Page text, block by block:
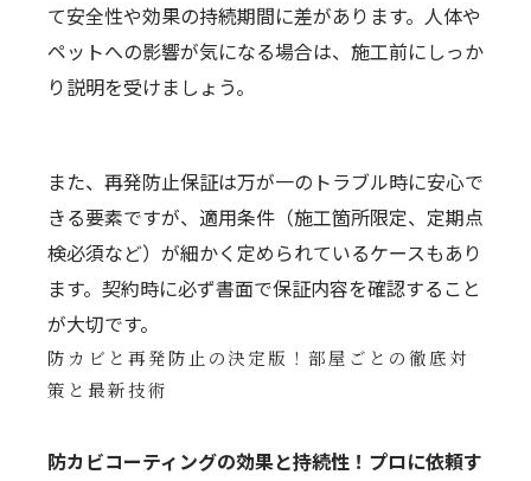
て安全性や効果の持続期間に差があります。人体や
ペットへの影響が気になる場合は、施工前にしっか
り説明を受けましょう。
また、再発防止保証は万が一のトラブル時に安心で
きる要素ですが、適用条件（施工箇所限定、定期点
検必須など）が細かく定められているケースもあり
ます。契約時に必ず書面で保証内容を確認すること
が大切です。
防カビと再発防止の決定版！部屋ごとの徹底対
策と最新技術
防カビコーティングの効果と持続性！プロに依頼す